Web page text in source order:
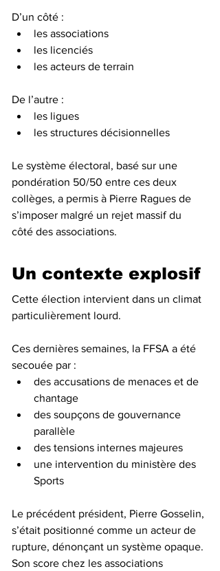
D’un côté :
les associations
les licenciés
les acteurs de terrain
De l’autre :
les ligues
les structures décisionnelles
Le système électoral, basé sur une
pondération 50/50 entre ces deux
collèges, a permis à Pierre Ragues de
s’imposer malgré un rejet massif du
côté des associations.
Un contexte explosif
Cette élection intervient dans un climat
particulièrement lourd.
Ces dernières semaines, la FFSA a été
secouée par :
des accusations de menaces et de
chantage
des soupçons de gouvernance
parallèle
des tensions internes majeures
une intervention du ministère des
Sports
Le précédent président, Pierre Gosselin,
s’était positionné comme un acteur de
rupture, dénonçant un système opaque.
Son score chez les associations